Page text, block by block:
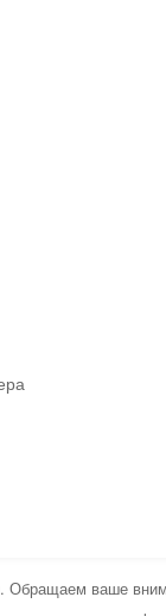
Обращаем ваше